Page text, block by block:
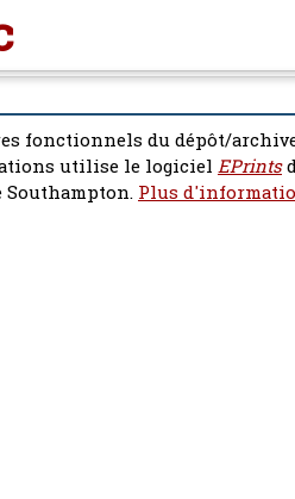
fonctionnels du dépôt/
utilise le logiciel EPrints
Plus